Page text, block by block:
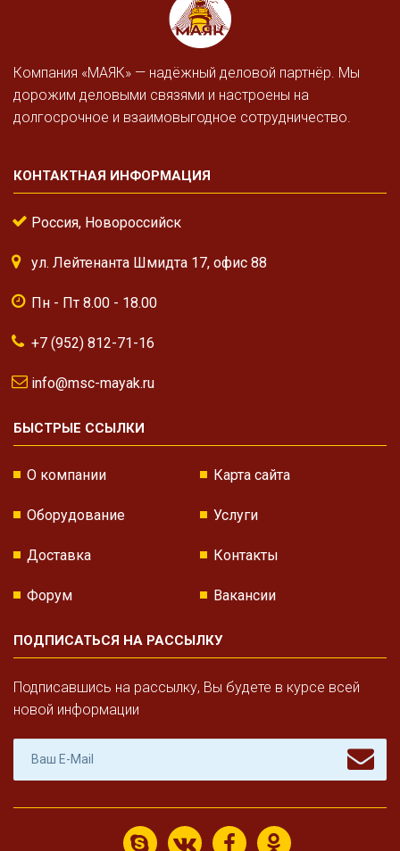
Компания «МАЯК» — надёжный деловой партнёр. Мы
дорожим деловыми связями и настроены на
долгосрочное и взаимовыгодное сотрудничество.
КОНТАКТНАЯ ИНФОРМАЦИЯ
Россия, Новороссийск
ул. Лейтенанта Шмидта 17, офис 88
Пн - Пт 8.00 - 18.00
+7 (952) 812-71-16
info@msc-mayak.ru
БЫСТРЫЕ ССЫЛКИ
О компании Карта сайта
Оборудование Услуги
Доставка Контакты
Форум Вакансии
ПОДПИСАТЬСЯ НА РАССЫЛКУ
Подписавшись на рассылку, Вы будете в курсе всей
новой информации